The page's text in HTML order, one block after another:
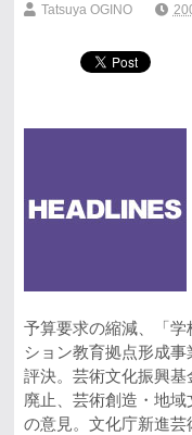
Tatsuya OGINO
予算要求の縮減、「
ション教育拠点形成
評決。芸術文化振興
廃止、芸術創造・地
の意見。文化庁新進